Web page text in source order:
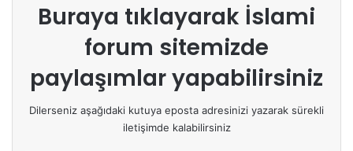
Buraya tıklayarak İslami
forum sitemizde
paylaşımlar yapabilirsiniz
Dilerseniz aşağıdaki kutuya eposta adresinizi yazarak sürekli
iletişimde kalabilirsiniz